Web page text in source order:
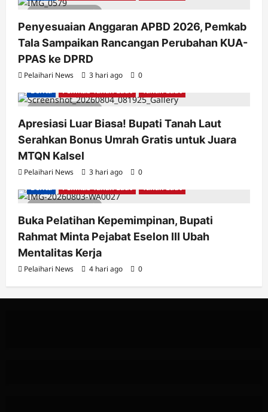
2 minutes read
Penyesuaian Anggaran APBD 2026, Pemkab
Tala Sampaikan Rancangan Perubahan KUA-
PPAS ke DPRD
Pelaihari News 3 hari ago 0
2 minutes read
Berita Pemkab Tanah Laut Tanah Laut
Apresiasi Luar Biasa! Bupati Tanah Laut
Serahkan Bonus Umrah Gratis untuk Juara
MTQN Kalsel
Pelaihari News 3 hari ago 0
2 minutes read
Berita Pemkab Tanah Laut Tanah Laut
Buka Pelatihan Kepemimpinan, Bupati
Rahmat Minta Pejabat Eselon III Ubah
Mentalitas Kerja
Pelaihari News 4 hari ago 0